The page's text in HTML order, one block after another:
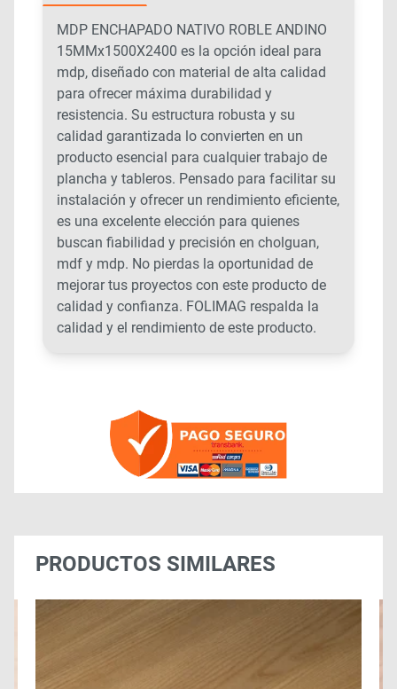
MDP ENCHAPADO NATIVO ROBLE ANDINO
15MMx1500X2400 es la opción ideal para
mdp, diseñado con material de alta calidad
para ofrecer máxima durabilidad y
resistencia. Su estructura robusta y su
calidad garantizada lo convierten en un
producto esencial para cualquier trabajo de
plancha y tableros. Pensado para facilitar su
instalación y ofrecer un rendimiento eficiente,
es una excelente elección para quienes
buscan fiabilidad y precisión en cholguan,
mdf y mdp. No pierdas la oportunidad de
mejorar tus proyectos con este producto de
calidad y confianza. FOLIMAG respalda la
calidad y el rendimiento de este producto.
PRODUCTOS SIMILARES